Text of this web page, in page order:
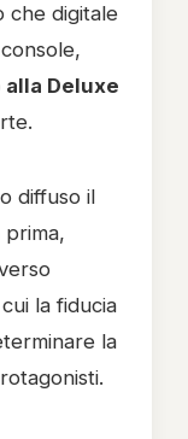
che digitale
Deluxe
diffuso il
la fiducia
la